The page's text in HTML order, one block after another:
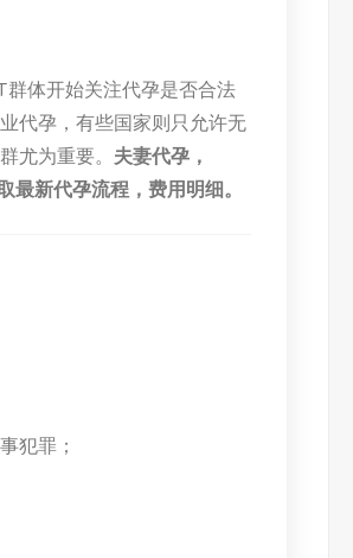
群体开始关注代孕是否合法
代孕，有些国家则只允许无
尤为重要。 夫妻代孕，
新代孕流程，费用明细。
犯罪；